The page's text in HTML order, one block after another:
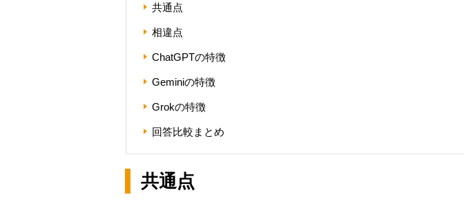
共通点
相違点
ChatGPTの特徴
Geminiの特徴
Grokの特徴
回答比較まとめ
共通点